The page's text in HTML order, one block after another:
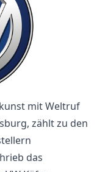
mit Weltruf
zählt zu den
das